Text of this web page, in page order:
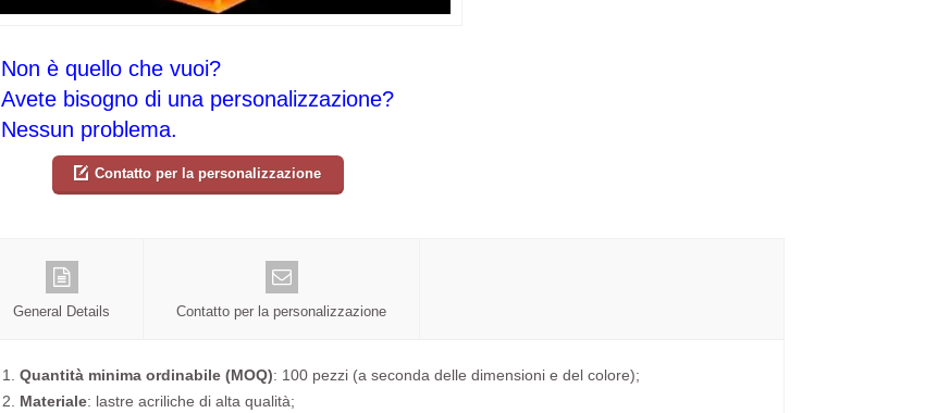
Non è quello che vuoi?
Avete bisogno di una personalizzazione?
Nessun problema.
Contatto per la personalizzazione
General Details Contatto per la personalizzazione
1. Quantità minima ordinabile (MOQ): 100 pezzi (a seconda delle dimensioni e del colore);
2. Materiale: lastre acriliche di alta qualità;